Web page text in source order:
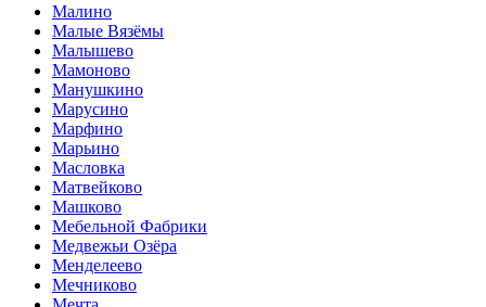
Малино
Малые Вязёмы
Малышево
Мамоново
Манушкино
Марусино
Марфино
Марьино
Масловка
Матвейково
Машково
Мебельной Фабрики
Медвежьи Озёра
Менделеево
Мечниково